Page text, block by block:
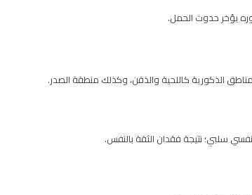
يؤخر حدوث الحمل.
الذكورية كاللحية والذقن، وكذلك منطقة الصدر.
سلبي؛ نتيجة فقدان الثقة بالنفس.